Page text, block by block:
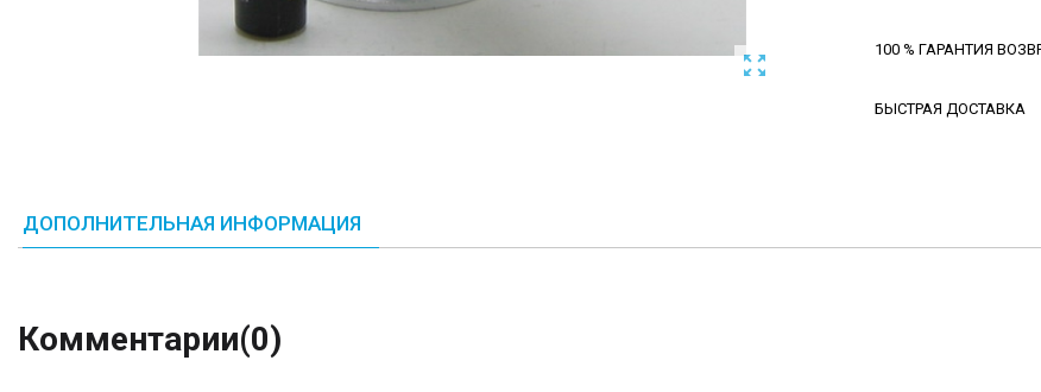

100 % ГАРАНТИЯ
БЫСТРАЯ ДОСТАВКА
ДОПОЛНИТЕЛЬНАЯ ИНФОРМАЦИЯ
Комментарии(0)